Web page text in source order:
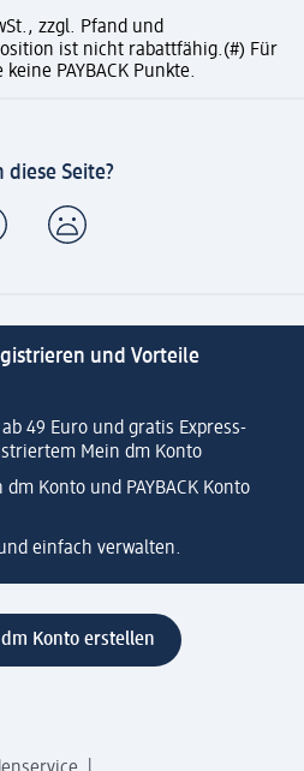
zzgl. Pfand und
ist nicht rabattfähig.(#) Für
PAYBACK Punkte.
Seite?
und Vorteile
49 Euro und gratis Express-
Mein dm Konto
Konto und PAYBACK Konto
einfach verwalten.
Konto erstellen